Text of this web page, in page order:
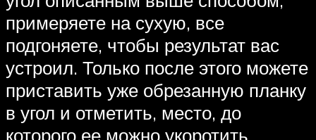
примеряете на сухую, все
подгоняете, чтобы результат вас
устроил. Только после этого можете
приставить уже обрезанную планку
в угол и отметить, место, до
которого ее можно укоротить.